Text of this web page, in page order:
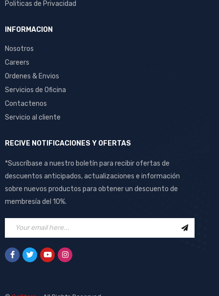
Politicas de Privacidad
INFORMACION
Nosotros
Careers
Ordenes & Envios
Servicios de Oficina
Contactenos
Servicio al cliente
RECIVE NOTIFICACIONES Y OFERTAS
*Suscríbase a nuestro boletín para recibir ofertas de
descuentos anticipados, actualizaciones e información
sobre nuevos productos para obtener un descuento de
membresía del 10%.